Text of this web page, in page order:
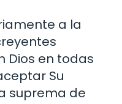
a la
Dios en todas
Su
suprema de